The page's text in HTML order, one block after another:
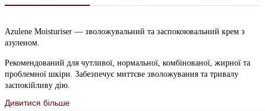
Azulene Moisturiser — зволожувальний та заспокоювальний крем з
азуленом.
Рекомендований для чутливої, нормальної, комбінованої, жирної та
проблемної шкіри. Забезпечує миттєве зволожування та тривалу
заспокійливу дію.
Підходить при лікуванні розацеа та шкіри з куперозом, а також у
Дивитися більше